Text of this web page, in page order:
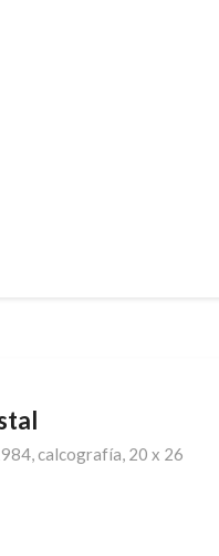
calcografía, 20 x 26